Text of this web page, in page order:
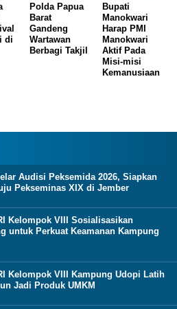
di
Polda Papua
Barat
Gandeng
Wartawan
Berbagi Takjil
Bupati
Manokwari
Harap PMI
Manokwari
Aktif Pada
Misi-misi
Kemanusiaan
Audisi Peksemida 2026, Siapkan
Pekseminas XIX di Jember
Kelompok VIII Sosialisasikan
untuk Perkuat Keamanan Kampung
Kelompok VIII Kampung Udopi Latih
Jadi Produk UMKM